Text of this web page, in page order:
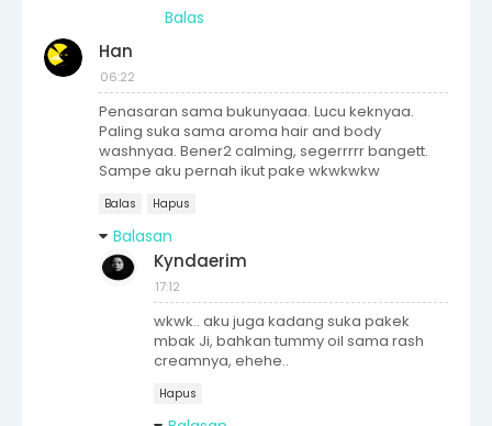
Balas
Han
06:22
Penasaran sama bukunyaaa. Lucu keknyaa.
Paling suka sama aroma hair and body
washnyaa. Bener2 calming, segerrrrr bangett.
Sampe aku pernah ikut pake wkwkwkw
Balas Hapus
Balasan
Kyndaerim
17:12
wkwk.. aku juga kadang suka pakek
mbak Ji, bahkan tummy oil sama rash
creamnya, ehehe..
Hapus